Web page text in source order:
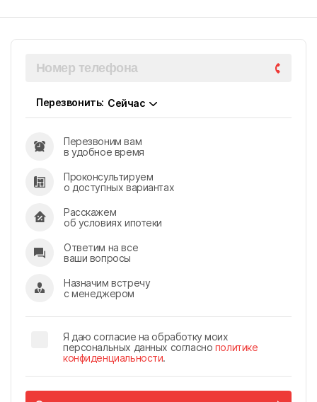
г. Майкоп
г. Кропоткин
г. Гулькевичи
Перезвоним вам
в удобное время
Проконсультируем
о доступных вариантах
Расскажем
об условиях ипотеки
Ответим на все
ваши вопросы
Назначим встречу
с менеджером
Я даю согласие на обработку моих
персональных данных согласно политике
конфиденциальности.
Перезвонить: Сейчас